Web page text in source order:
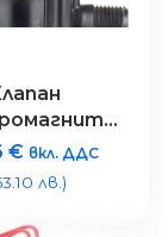
1″M/ без
дебита
на
24V/AC
€ вкл. ДДС
лв.)